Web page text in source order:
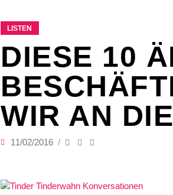
LISTEN
DIESE 10
WIR AN
11/02/2016